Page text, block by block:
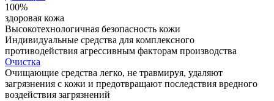
100%
здоровая кожа
Высокотехнологичная безопасность кожи
Индивидуальные средства для комплексного
противодействия агрессивным факторам производства
Очистка
Очищающие средства легко, не травмируя, удаляют
загрязнения с кожи и предотвращают последствия вредного
воздействия загрязнений